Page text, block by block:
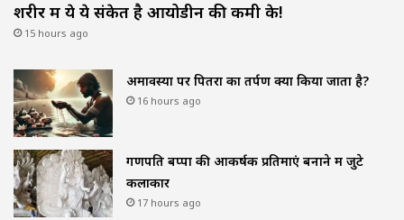
शरीर में ये ये संकेत है आयोडीन की कमी के!
15 hours ago
अमावस्या पर पितरों का तर्पण क्यों किया जाता है?
16 hours ago
गणपति बप्पा की आकर्षक प्रतिमाएं बनाने में जुटे
कलाकार
17 hours ago